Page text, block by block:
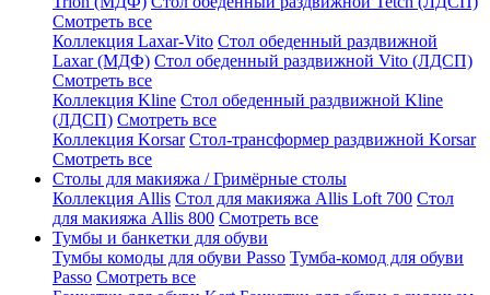
Смотреть все
Коллекция Laxar-Vito Стол обеденный раздвижной
Laxar (МДФ) Стол обеденный раздвижной Vito (ЛДСП)
Смотреть все
Коллекция Kline Стол обеденный раздвижной Kline
(ЛДСП) Смотреть все
Коллекция Korsar Стол-трансформер раздвижной Korsar
Смотреть все
Столы для макияжа / Гримёрные столы
Коллекция Allis Стол для макияжа Allis Loft 700 Стол
для макияжа Allis 800 Смотреть все
Тумбы и банкетки для обуви
Тумбы комоды для обуви Passo Тумба-комод для обуви
Passo Смотреть все